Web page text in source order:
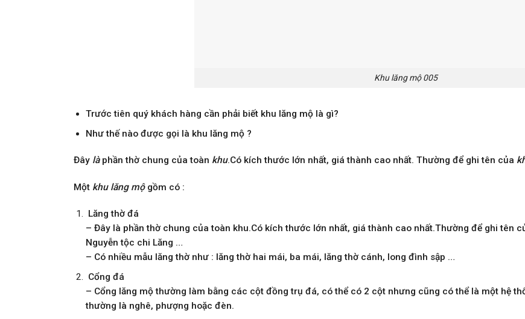
Khu lăng mộ 005
Trước tiên quý khách hàng cần phải biết khu lăng mộ là gì?
Như thế nào được gọi là khu lăng mộ ?
Đây làphần thờ chung của toàn khu.Có kích thước lớn nhất, giá thành cao nhất. Thường để ghi tên của
Một khu lăng mộgồm có :
Lăng thờ đá
– Đây là phần thờ chung của toàn khu.Có kích thước lớn nhất, giá thành cao nhất.Thường để ghi tên
Nguyễn tộc chi Lăng …
– Có nhiều mẫu lăng thờ như : lăng thờ hai mái, ba mái, lăng thờ cánh, long đình sập …
Cổng đá
– Cổng lăng mộ thường làm bằng các cột đồng trụ đá, có thể có 2 cột nhưng cũng có thể là một hệ
thường là nghê, phượng hoặc đèn.